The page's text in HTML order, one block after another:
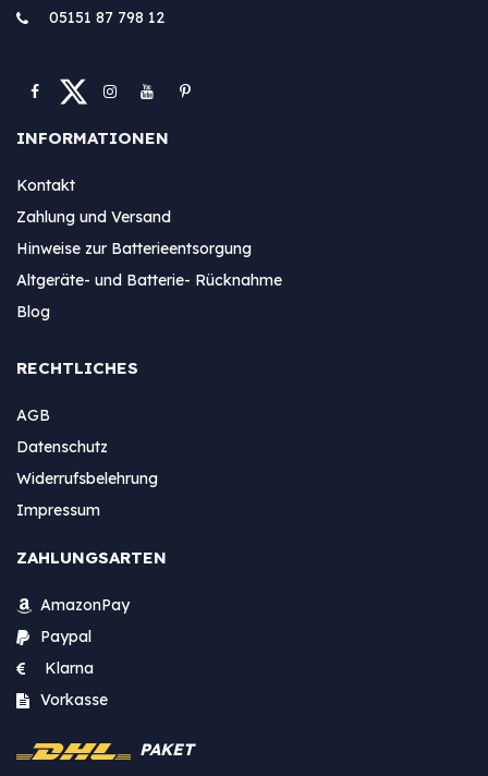
05151 87 798 12
INFORMATIONEN
Kontakt
Zahlung und Versand
Hinweise zur Batterieentsorgung
Altgeräte- und Batterie- Rücknahme
Blog
RECHTLICHES
AGB
Datenschutz
Widerrufsbelehrung
Impressum
ZAHLUNGSARTEN
AmazonPay
Paypal
Klarna
Vorkasse
PAKET